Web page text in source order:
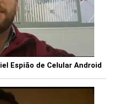
Espião de Celular Android